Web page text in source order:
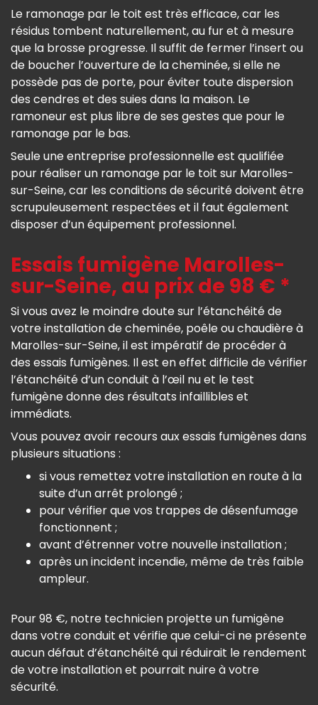
Le ramonage par le toit est très efficace, car les
résidus tombent naturellement, au fur et à mesure
que la brosse progresse. Il suffit de fermer l’insert ou
de boucher l’ouverture de la cheminée, si elle ne
possède pas de porte, pour éviter toute dispersion
des cendres et des suies dans la maison. Le
ramoneur est plus libre de ses gestes que pour le
ramonage par le bas.
Seule une entreprise professionnelle est qualifiée
pour réaliser un ramonage par le toit sur Marolles-
sur-Seine, car les conditions de sécurité doivent être
scrupuleusement respectées et il faut également
disposer d’un équipement professionnel.
Essais fumigène Marolles-
sur-Seine, au prix de 98 € *
Si vous avez le moindre doute sur l’étanchéité de
votre installation de cheminée, poêle ou chaudière à
Marolles-sur-Seine, il est impératif de procéder à
des essais fumigènes. Il est en effet difficile de vérifier
l’étanchéité d’un conduit à l’œil nu et le test
fumigène donne des résultats infaillibles et
immédiats.
Vous pouvez avoir recours aux essais fumigènes dans
plusieurs situations :
si vous remettez votre installation en route à la
suite d’un arrêt prolongé ;
pour vérifier que vos trappes de désenfumage
fonctionnent ;
avant d’étrenner votre nouvelle installation ;
après un incident incendie, même de très faible
ampleur.
Pour 98 €, notre technicien projette un fumigène
dans votre conduit et vérifie que celui-ci ne présente
aucun défaut d’étanchéité qui réduirait le rendement
de votre installation et pourrait nuire à votre
sécurité.